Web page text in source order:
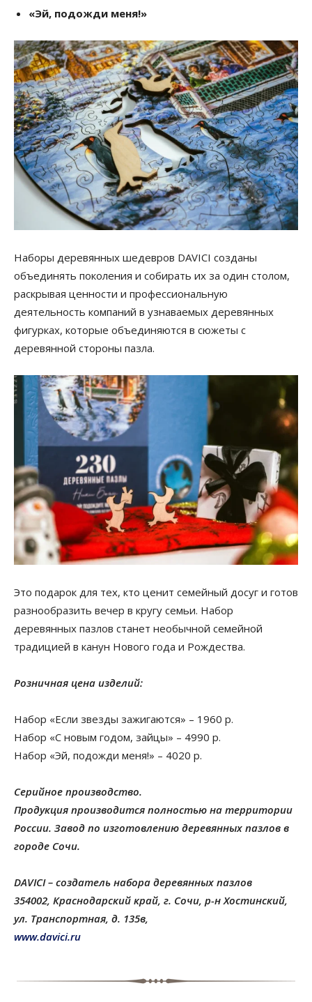
«Эй, подожди меня!»
Наборы деревянных шедевров DAVICI созданы
объединять поколения и собирать их за один столом,
раскрывая ценности и профессиональную
деятельность компаний в узнаваемых деревянных
фигурках, которые объединяются в сюжеты с
деревянной стороны пазла.
Это подарок для тех, кто ценит семейный досуг и готов
разнообразить вечер в кругу семьи. Набор
деревянных пазлов станет необычной семейной
традицией в канун Нового года и Рождества.
Розничная цена изделий:
Набор «Если звезды зажигаются» – 1960 р.
Набор «С новым годом, зайцы» – 4990 р.
Набор «Эй, подожди меня!» – 4020 р.
Серийное производство.
Продукция производится полностью на территории
России. Завод по изготовлению деревянных пазлов в
городе Сочи.
DAVICI– создатель набора деревянных пазлов
354002, Краснодарский край, г. Сочи, р-н Хостинский,
ул. Транспортная, д. 135в,
www.davici.ru